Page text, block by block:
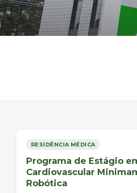
RESIDÊNCIA MÉDICA
Programa de Estágio
Cardiovascular
Robótica